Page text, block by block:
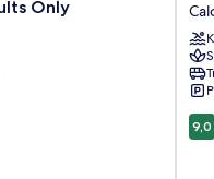
Only
-
9.0
dari
9,0